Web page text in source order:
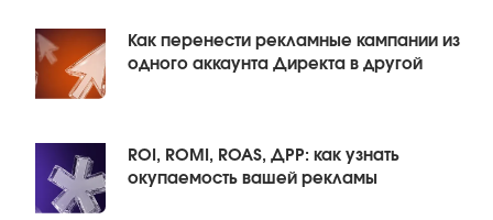
Как перенести рекламные кампании из
одного аккаунта Директа в другой
ROI, ROMI, ROAS, ДРР: как узнать
окупаемость вашей рекламы